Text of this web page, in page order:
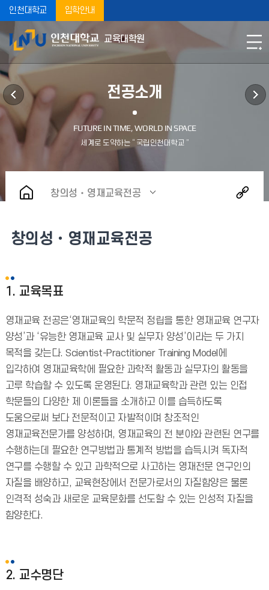
인천대학교 입학안내
교육대학원
전공소개
창의성‧영재교육전공
창의성‧영재교육전공
1. 교육목표
영재교육 전공은‘영재교육의 학문적 정립을 통한 영재교육 연구자
양성’과 ‘유능한 영재교육 교사 및 실무자 양성’이라는 두 가지
목적을 갖는다. Scientist-Practitioner Training Model에
입각하여 영재교육학에 필요한 과학적 활동과 실무자의 활동을
고루 학습할 수 있도록 운영된다. 영재교육학과 관련 있는 인접
학문들의 다양한 제 이론들을 소개하고 이를 습득하도록
도움으로써 보다 전문적이고 자발적이며 창조적인
영재교육전문가를 양성하며, 영재교육의 전 분야와 관련된 연구를
수행하는데 필요한 연구방법과 통계적 방법을 습득시켜 독자적
연구를 수행할 수 있고 과학적으로 사고하는 영재전문 연구인의
자질을 배양하고, 교육현장에서 전문가로서의 자질함양은 물론
인격적 성숙과 새로운 교육문화를 선도할 수 있는 인성적 자질을
함양한다.
2. 교수명단